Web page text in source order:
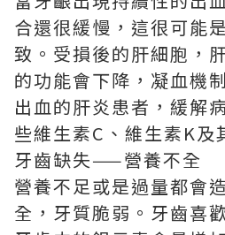
合還很緩慢，這很可能
致。受損後的肝細胞，
的功能會下降，凝血機
出血的肝炎患者，緩解
些維生素C、維生素K及
牙齒缺失——營養不全
營養不足或是過量都會
全，牙質脆弱。牙齒喜